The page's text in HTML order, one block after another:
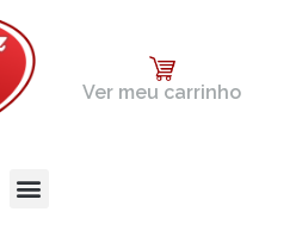
Ver meu carrinho